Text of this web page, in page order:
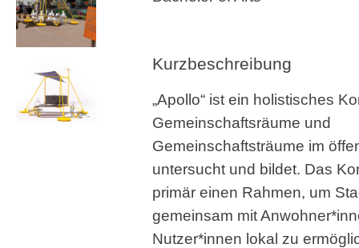
Kurzbeschreibung
„Apollo“ ist ein holistisches
Gemeinschaftsräume und
Gemeinschaftsträume im
untersucht und bildet. Das
primär einen Rahmen, um
gemeinsam mit
Nutzer*innen lokal zu